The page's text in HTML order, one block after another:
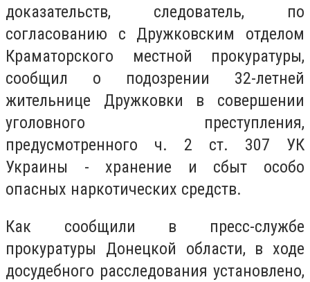
доказательств, следователь, по
согласованию с Дружковским отделом
Краматорского местной прокуратуры,
сообщил о подозрении 32-летней
жительнице Дружковки в совершении
уголовного преступления,
предусмотренного ч. 2 ст. 307 УК
Украины - хранение и сбыт особо
опасных наркотических средств.
Как сообщили в пресс-службе
прокуратуры Донецкой области, в ходе
досудебного расследования установлено,